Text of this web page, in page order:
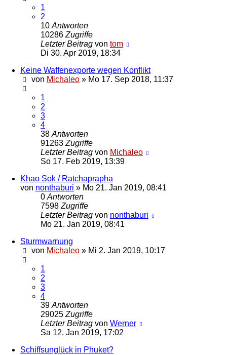
1
2
10 Antworten
10286 Zugriffe
Letzter Beitrag von tom
Di 30. Apr 2019, 18:34
Keine Waffenexporte wegen Konflikt
von Michaleo » Mo 17. Sep 2018, 11:37
1
2
3
4
38 Antworten
91263 Zugriffe
Letzter Beitrag von Michaleo
So 17. Feb 2019, 13:39
Khao Sok / Ratchaprapha
von nonthaburi » Mo 21. Jan 2019, 08:41
0 Antworten
7598 Zugriffe
Letzter Beitrag von nonthaburi
Mo 21. Jan 2019, 08:41
Sturmwarnung
von Michaleo » Mi 2. Jan 2019, 10:17
1
2
3
4
39 Antworten
29025 Zugriffe
Letzter Beitrag von Werner
Sa 12. Jan 2019, 17:02
Schiffsunglück in Phuket?